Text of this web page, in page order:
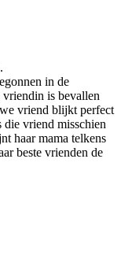
in de
vriendin is bevallen
vriend blijkt perfect
die vriend misschien
haar mama telkens
beste vrienden de